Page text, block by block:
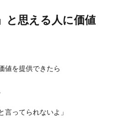
と思える人に価値
値を提供できたら
言ってられないよ」